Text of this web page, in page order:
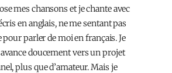
mes chansons et je chante avec
en anglais, ne me sentant pas
pour parler de moi en français. Je
avance doucement vers un projet
plus que d’amateur. Mais je